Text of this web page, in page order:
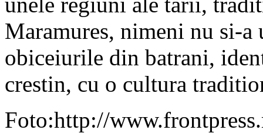
Maramures, nimeni nu si-a
obiceiurile din batrani,
crestin, cu o cultura
Foto:http://